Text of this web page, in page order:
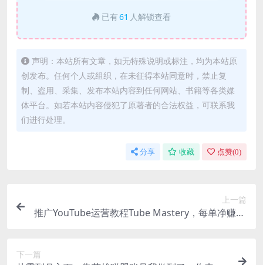
已有61 人解锁查看
声明：本站所有文章，如无特殊说明或标注，均为本站原
创发布。任何个人或组织，在未征得本站同意时，禁止复
制、盗用、采集、发布本站内容到任何网站、书籍等各类媒
体平台。如若本站内容侵犯了原著者的合法权益，可联系我
们进行处理。
分享 收藏 点赞(0)
上一篇
推广YouTube运营教程Tube Mastery，每单净赚20
下一篇